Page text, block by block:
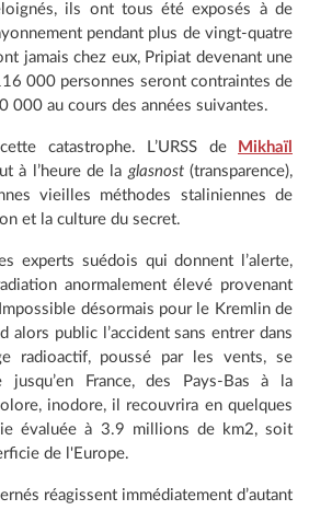
ils ont tous été exposés à de
pendant plus de vingt-quatre
jamais chez eux, Pripiat devenant une
000 personnes seront contraintes de
000 au cours des années suivantes.
catastrophe. L’URSS de
Mikhaïl
à l’heure de la glasnost(transparence),
vieilles méthodes staliniennes de
et la culture du secret.
experts suédois qui donnent l’alerte,
anormalement élevé provenant
désormais pour le Kremlin de
alors public l’accident sans entrer dans
radioactif, poussé par les vents, se
jusqu’en France, des Pays-Bas à la
inodore, il recouvrira en quelques
évaluée à 3.9 millions de km2, soit
de l'Europe.
réagissent immédiatement d’autant